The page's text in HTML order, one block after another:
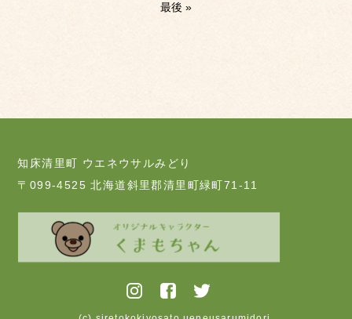
最後 »
知床清里町 ウエネウサルみどり
〒099-4525 北海道斜里郡清里町緑町71-11